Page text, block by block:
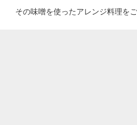
その味噌を使ったアレンジ料理を